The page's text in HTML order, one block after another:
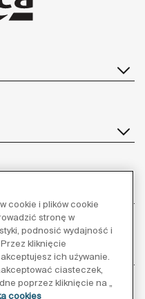
nas:
cookie i plików cookie
stronę w
podnosić wydajność i
kliknięcie
ich używanie.
ciasteczek,
poprzez kliknięcie na „
cookies